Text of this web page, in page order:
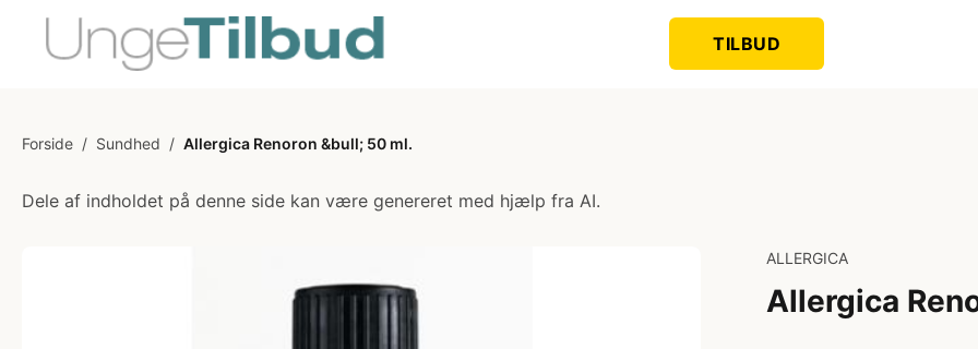
TILBUD
Forside / Sundhed / Allergica Renoron &bull; 50 ml.
Dele af indholdet på denne side kan være genereret med hjælp fra AI.
ALLERGICA
Allergica